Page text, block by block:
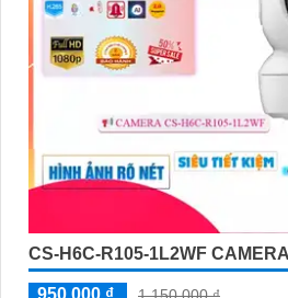
CS-H6C-R105-1L2WF